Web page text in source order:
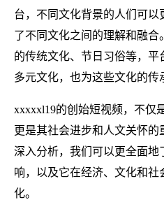
台，不同文化背景的人们可
了不同文化之间的理解和融
的传统文化、节日习俗等，
多元文化，也为这些文化的传
xxxxxl19的创始短视频，不仅
更是其社会进步和人文关怀
深入分析，我们可以更全面
响，以及它在经济、文化和
化。